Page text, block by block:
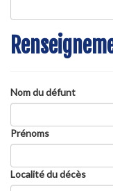
Nom du défunt
Prénoms
Localité du décès